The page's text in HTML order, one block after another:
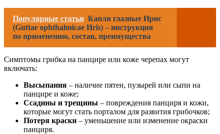
Популярные статьи Капли глазные Ирис
(Guttae ophthalmicae Иris) – инструкция
по применению, состав, преимущества
Симптомы грибка на панцире или коже черепах могут
включать:
Высыпания – наличие пятен, пузырей или сыпи на
панцире и коже;
Ссадины и трещины – повреждения панциря и кожи,
которые могут стать порталом для развития грибочков;
Потеря краски – уменьшение или изменение окраски
панциря.